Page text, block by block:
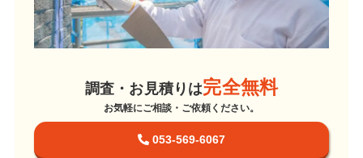
調査・お見積りは完全無料
お気軽にご相談・ご依頼ください。
053-569-6067